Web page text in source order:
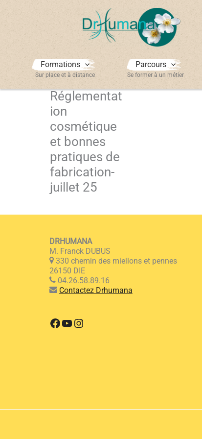
contenu
Formations
Sur place et à distance
Parcours
Se former à un métier
Réglementat
ion
cosmétique
et bonnes
pratiques de
fabrication-
juillet 25
DRHUMANA
M. Franck DUBUS
330 chemin des miellons et pennes
26150 DIE
04.26.58.89.16
Contactez Drhumana
Facebook
YouTube
Instagram